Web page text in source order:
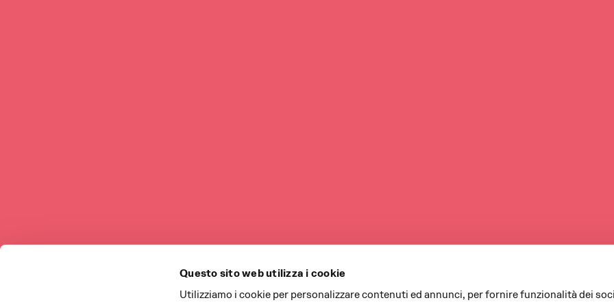
Questo sito web utilizza i cookie
Utilizziamo i cookie per personalizzare contenuti ed annunci, per fornire funzionalità dei